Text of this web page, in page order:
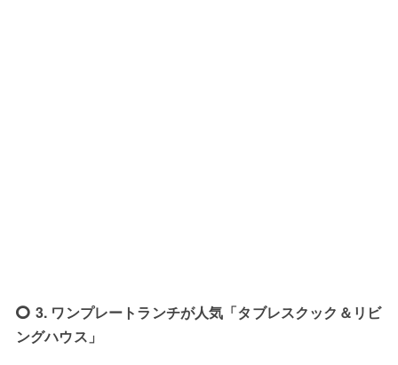
3. ワンプレートランチが人気「タブレスクック＆リビ
ングハウス」